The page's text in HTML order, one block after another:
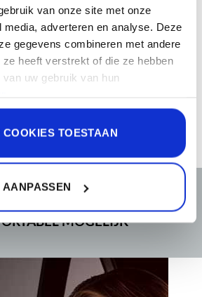
van onze site met onze
adverteren en analyse. Deze
gegevens combineren met andere
ze heeft verstrekt of die ze hebben
uw gebruik van hun
die worden verzameld, zijn
en het meten van de
Lees meer.
COOKIES TOESTAAN
AANPASSEN
die zich goed
op uw dag.
MOGELIJK